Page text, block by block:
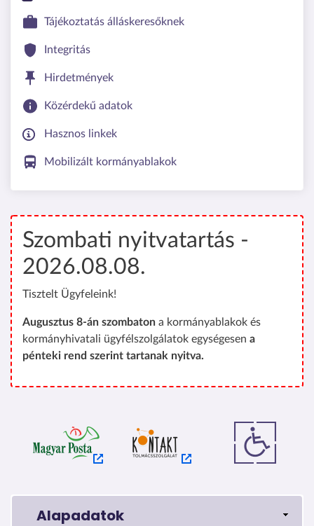
Tájékoztatás álláskeresőknek
Integritás
Hirdetmények
Közérdekű adatok
Hasznos linkek
Mobilizált kormányablakok
Szombati nyitvatartás -
2026.08.08.
Tisztelt Ügyfeleink!
Augusztus 8-án szombaton a kormányablakok és
kormányhivatali ügyfélszolgálatok egységesen a
pénteki rend szerint tartanak nyitva.
Alapadatok